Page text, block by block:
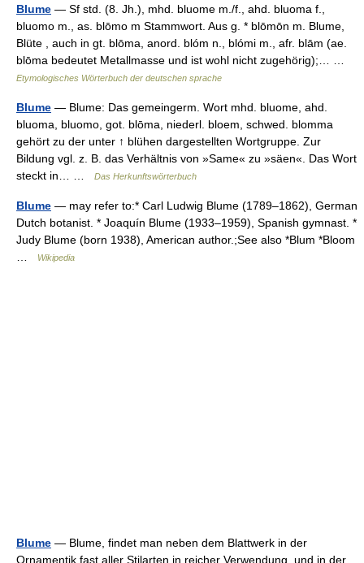
Blume — Sf std. (8. Jh.), mhd. bluome m./f., ahd. bluoma f.,
bluomo m., as. blōmo m Stammwort. Aus g. * blōmōn m. Blume,
Blüte , auch in gt. blōma, anord. blóm n., blómi m., afr. blām (ae.
blōma bedeutet Metallmasse und ist wohl nicht zugehörig);… …
Etymologisches Wörterbuch der deutschen sprache
Blume — Blume: Das gemeingerm. Wort mhd. bluome, ahd.
bluoma, bluomo, got. blōma, niederl. bloem, schwed. blomma
gehört zu der unter ↑ blühen dargestellten Wortgruppe. Zur
Bildung vgl. z. B. das Verhältnis von »Same« zu »säen«. Das Wort
steckt in… …
Das Herkunftswörterbuch
Blume — may refer to:* Carl Ludwig Blume (1789–1862), German
Dutch botanist. * Joaquín Blume (1933–1959), Spanish gymnast. *
Judy Blume (born 1938), American author.;See also *Blum *Bloom
Wikipedia
Blume — Blume, findet man neben dem Blattwerk in der
Ornamentik fast aller Stilarten in reicher Verwendung, und in der